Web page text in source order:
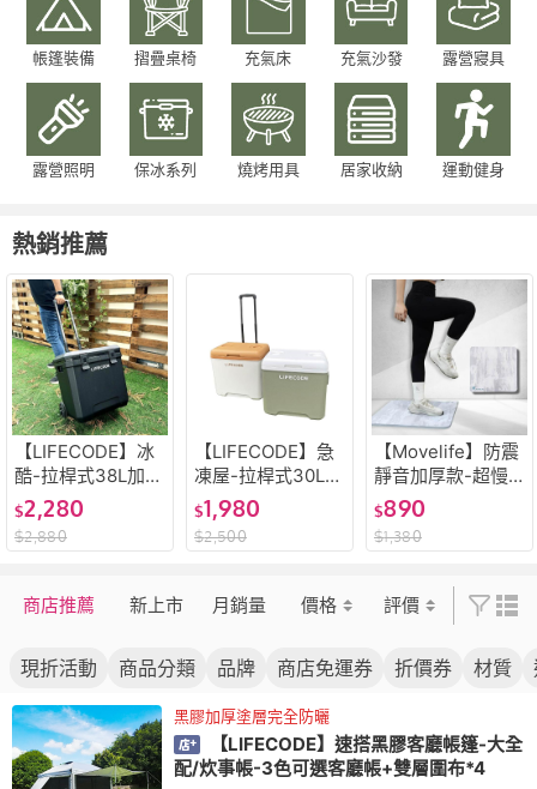
帳篷裝備 摺疊桌椅 充氣床 充氣沙發 露營寢具
露營照明 保冰系列 燒烤用具 居家收納 運動健身
熱銷推薦
【LIFECODE】冰
酷-拉桿式38L加大
款保冰桶/有杯架-
附2個冰磚-酷黑色
$2,280
$2,880
【LIFECODE】急
凍屋-拉桿式30L保
冰桶-附2個冰磚-2
色可選
$1,980
$2,500
【Movelife】防震
靜音加厚款-超慢
跑墊(62x62cmx15
mm)跳繩墊/瑜珈
墊/打坐墊/健身運
跪墊/倒立墊
$890
$1,380
商店推薦 新上市 月銷量 價格 評價
現折活動 商品分類 品牌 商店免運券 折價券 材質
黑膠加厚塗層完全防曬
【LIFECODE】速搭黑膠客廳帳篷-大全
配/炊事帳-3色可選客廳帳+雙層圍布*4